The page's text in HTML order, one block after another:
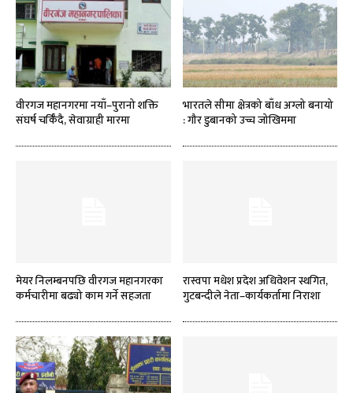
वीरगज महानगरमा नयाँ–पुरानो शक्ति
संघर्ष चर्किँदै, सेवाग्राही मारमा
भारतले सीमा क्षेत्रको बाँध अग्लो बनायो
: गौर डुबानको उच्च जोखिममा
मेयर निलम्बनपछि वीरगज महानगरका
कर्मचारीमा बढ्यो काम गर्ने सहजता
रास्वपा मधेश प्रदेश अधिवेशन स्थगित,
गुटबन्दीले नेता–कार्यकर्तामा निराशा